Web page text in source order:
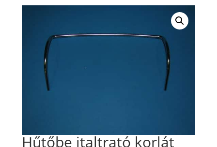
Hűtőbe italtrató korlát